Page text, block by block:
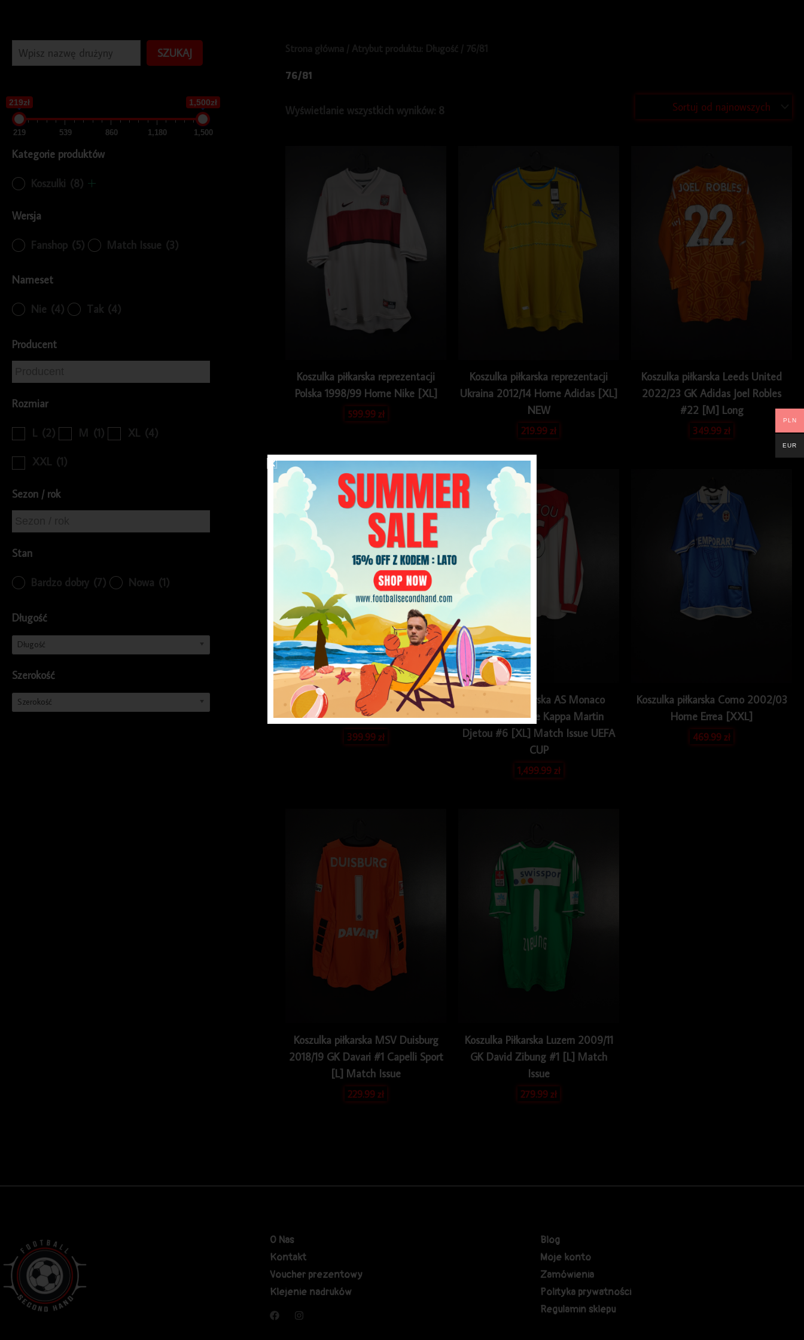
SZUKAJ
219zł 1,500zł
219 539 860 1,180 1,500
Kategorie produktów
Koszulki (8)
Wersja
Fanshop (5) Match Issue (3)
Nameset
Nie (4) Tak (4)
Producent
Rozmiar
L (2) M (1) XL (4)
XXL (1)
Sezon / rok
Stan
Bardzo dobry (7) Nowa (1)
Długość
Długość
Szerokość
Szerokość
Strona główna / Atrybut produktu: Długość / 76/81
76/81
Wyświetlanie wszystkich wyników: 8
Koszulka piłkarska reprezentacji
Polska 1998/99 Home Nike [XL]
599.99zł
Koszulka piłkarska reprezentacji
Ukraina 2012/14 Home Adidas [XL]
NEW
219.99zł
Koszulka piłkarska Leeds United
2022/23 GK Adidas Joel Robles
#22 [M] Long
349.99zł
Koszulka piłkarska reprezentacji
Szwecja 1998/99 Away Adidas [XL]
399.99zł
Koszulka piłkarska AS Monaco
1998/99 Home Kappa Martin
Djetou #6 [XL] Match Issue UEFA
CUP
1,499.99zł
Koszulka piłkarska Como 2002/03
Home Errea [XXL]
469.99zł
Koszulka piłkarska MSV Duisburg
2018/19 GK Davari #1 Capelli Sport
[L] Match Issue
229.99zł
Koszulka Piłkarska Luzern 2009/11
GK David Zibung #1 [L] Match
Issue
279.99zł
O Nas
Kontakt
Voucher prezentowy
Klejenie nadruków
Blog
Moje konto
Zamówienia
Polityka prywatności
Regulamin sklepu
PLN
EUR